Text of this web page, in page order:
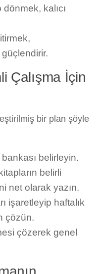
dönmek, kalıcı
güçlendirir.
Çalışma İçin
bir plan şöyle
belirleyin.
belirli
net olarak yazın.
işaretleyip haftalık
çözün.
çözerek genel